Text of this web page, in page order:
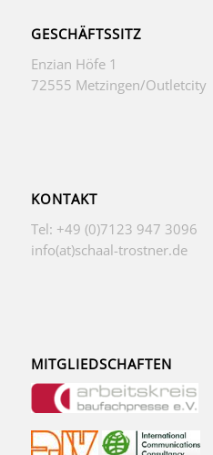
GESCHÄFTSSITZ
Enzian Höfe 1
72555 Metzingen/Outletcity
KONTAKT
Tel: +49 (0)7123 947 3096
info(at)schaal-trostner.de
MITGLIEDSCHAFTEN